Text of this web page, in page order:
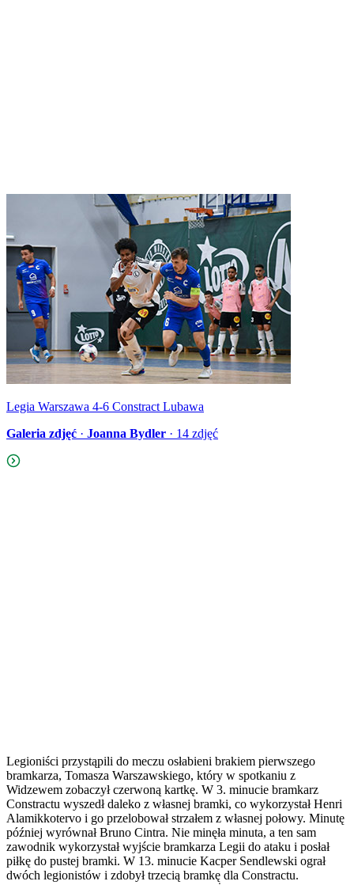
Legia Warszawa 4-6 Constract Lubawa
Galeria zdjęć · Joanna Bydler · 14 zdjęć
Legioniści przystąpili do meczu osłabieni brakiem pierwszego
bramkarza, Tomasza Warszawskiego, który w spotkaniu z
Widzewem zobaczył czerwoną kartkę. W 3. minucie bramkarz
Constractu wyszedł daleko z własnej bramki, co wykorzystał Henri
Alamikkotervo i go przelobował strzałem z własnej połowy. Minutę
później wyrównał Bruno Cintra. Nie minęła minuta, a ten sam
zawodnik wykorzystał wyjście bramkarza Legii do ataku i posłał
piłkę do pustej bramki. W 13. minucie Kacper Sendlewski ograł
dwóch legionistów i zdobył trzecią bramkę dla Constractu.